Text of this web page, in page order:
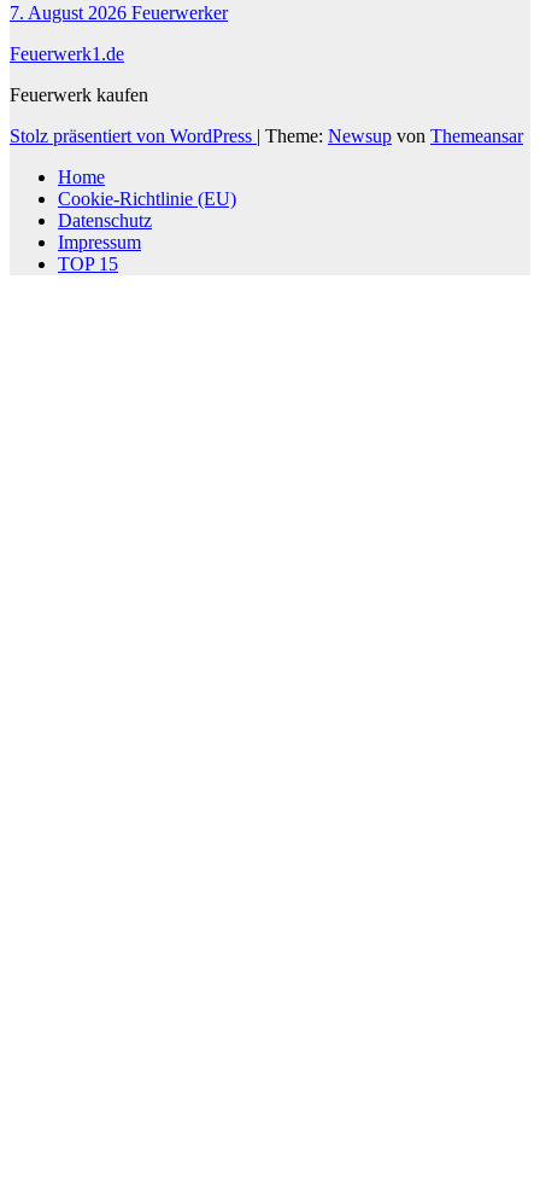
7. August 2026 Feuerwerker
Feuerwerk1.de
Feuerwerk kaufen
Stolz präsentiert von WordPress | Theme: Newsup von Themeansar
Home
Cookie-Richtlinie (EU)
Datenschutz
Impressum
TOP 15